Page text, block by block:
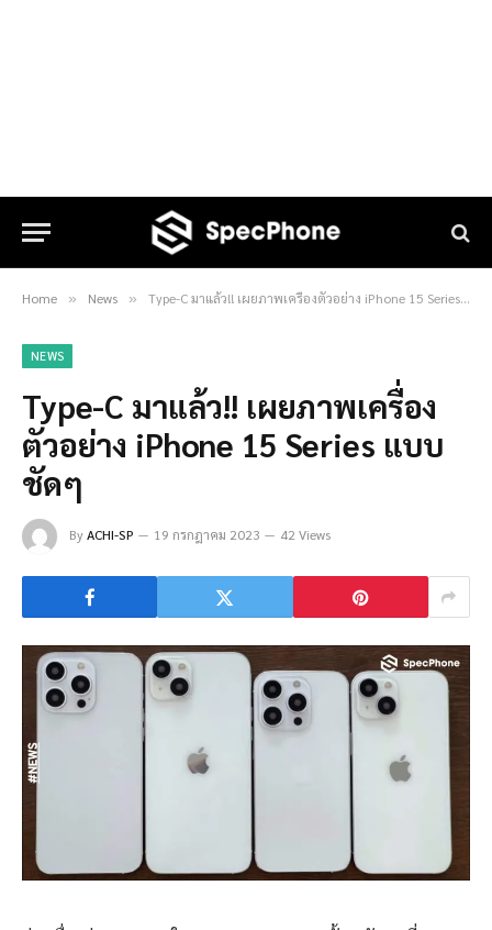
Home » News » Type-C มาแล้ว!! เผยภาพเครื่องตัวอย่าง iPhone 15 Series แบบชัดๆ
NEWS
Type-C มาแล้ว!! เผยภาพเครื่อง
ตัวอย่าง iPhone 15 Series แบบ
ชัดๆ
ByACHI-SP 19 กรกฎาคม 2023 42 Views